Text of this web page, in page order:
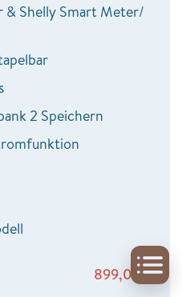
& Shelly Smart Meter/
2 Speichern
899,00€